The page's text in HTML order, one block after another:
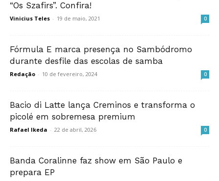
“Os Szafirs”. Confira!
Vinicius Teles - 19 de maio, 2021 0
Fórmula E marca presença no Sambódromo
durante desfile das escolas de samba
Redação - 10 de fevereiro, 2024 0
Bacio di Latte lança Creminos e transforma o
picolé em sobremesa premium
Rafael Ikeda - 22 de abril, 2026 0
Banda Coralinne faz show em São Paulo e
prepara EP